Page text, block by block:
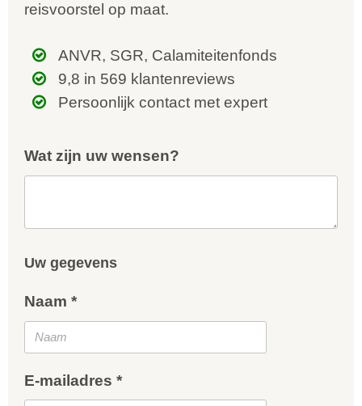
reisvoorstel op maat.
ANVR, SGR, Calamiteitenfonds
9,8 in 569 klantenreviews
Persoonlijk contact met expert
Wat zijn uw wensen?
Uw gegevens
Naam *
E-mailadres *